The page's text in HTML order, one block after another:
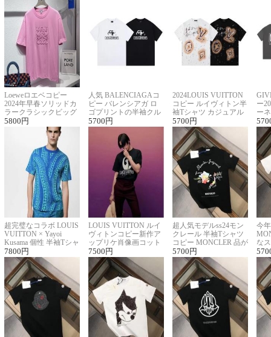
Loeweロエベコピー
2024年早春ソリッドカ
ラークラシックビッグ
ロゴ刺繍Tシャツ
5800 円
人気 BALENCIAGAコ
ピー バレンシアガ ロ
ゴプリントの半袖クル
ーネックTシャツ
5700 円
2024LOUIS VUITTON
コピー ルイヴィトン半
袖Tシャツ カジュアル
に馴染む 2色展開
5700 円
ー
ー
ー
超完璧なコラボ LOUIS
VUITTON × Yayoi
Kusama 個性 半袖Tシャ
ツコピー男女兼用
7800 円
LOUIS VUITTON ルイ
ヴィトンコピー新作ア
ップリケ肖像画コット
ンニット半袖Tシャツ
7500 円
超人気モデルss24モン
クレール 半袖Tシャツ
コピー MONCLER 品が
良く見た目
5700 円
今
な
ル